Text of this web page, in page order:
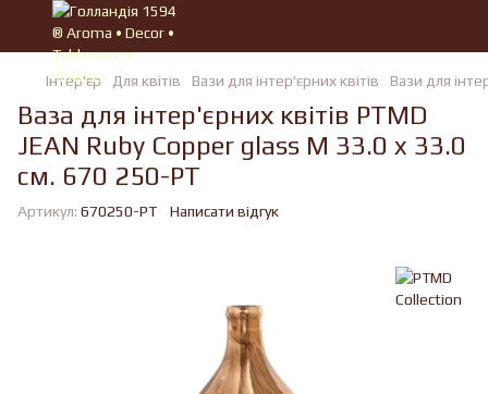
Iнтер'єр Для квiтів Вази для інтер'єрних квітів Вази для
Ваза для інтер'єрних квітів PTMD
JEAN Ruby Copper glass M 33.0 x 33.0
см. 670 250-PT
Артикул: 670250-PT Написати відгук